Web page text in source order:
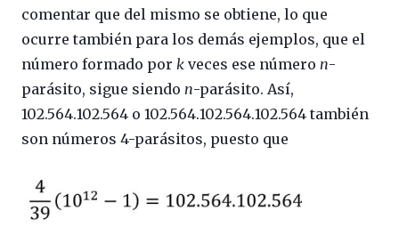
comentar que del mismo se obtiene, lo que
ocurre también para los demás ejemplos, que el
número formado por k veces ese número n-
parásito, sigue siendo n-parásito. Así,
102.564.102.564 o 102.564.102.564.102.564 también
son números 4-parásitos, puesto que